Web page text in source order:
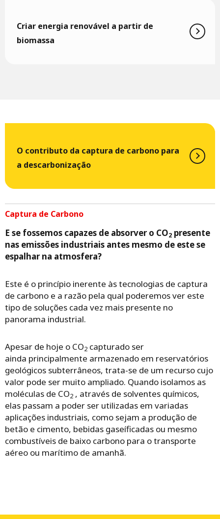
Criar energia renovável a partir de
biomassa
Captura de Carbono
E se fossemos capazes de absorver o CO2 presente
nas emissões industriais antes mesmo de este se
espalhar na atmosfera?
Este é o princípio inerente às tecnologias de captura
de carbono e a razão pela qual poderemos ver este
tipo de soluções cada vez mais presente no
panorama industrial.
Apesar de hoje o CO2 capturado ser
ainda principalmente armazenado em reservatórios
geológicos subterrâneos, trata-se de um recurso cujo
valor pode ser muito ampliado. Quando isolamos as
moléculas de CO2 , através de solventes químicos,
elas passam a poder ser utilizadas em variadas
aplicações industriais, como sejam a produção de
betão e cimento, bebidas gaseíficadas ou mesmo
combustíveis de baixo carbono para o transporte
aéreo ou marítimo de amanhã.
O contributo da captura de carbono para
a descarbonização